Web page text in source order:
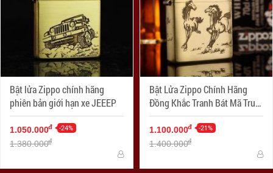
Bật lửa Zippo chính hãng
phiên bản giới hạn xe JEEEP
1.050.000đ -24%
1.380.000đ
Bật Lửa Zippo Chính Hãng
Đồng Khắc Tranh Bát Mã Truy
Phong
1.100.000đ -21%
1.400.000đ